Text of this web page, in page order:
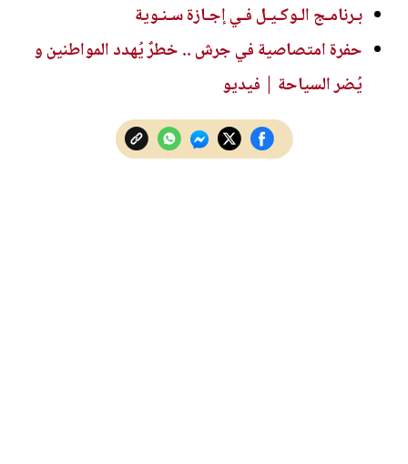
بـرنامـج الـوكـيـل فـي إجـازة سـنـوية
حفرة امتصاصية في جرش .. خطرٌ يُهدد المواطنين و
يُضر السياحة | فيديو